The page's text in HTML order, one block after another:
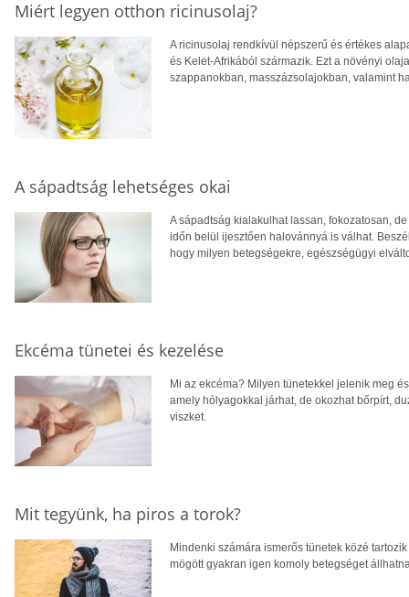
Miért legyen otthon ricinusolaj?
A ricinusolaj rendkívül népszerű és értékes
és Kelet-Afrikából származik. Ezt a növényi
szappanokban, masszázsolajokban, valamint
A sápadtság lehetséges okai
A sápadtság kialakulhat lassan, fokozatosan,
időn belül ijesztően halovánnyá is válhat.
hogy milyen betegségekre, egészségügyi
Ekcéma tünetei és kezelése
Mi az ekcéma? Milyen tünetekkel jelenik meg
amely hólyagokkal járhat, de okozhat bőrpírt,
viszket.
Mit tegyünk, ha piros a torok?
Mindenki számára ismerős tünetek közé
mögött gyakran igen komoly betegséget